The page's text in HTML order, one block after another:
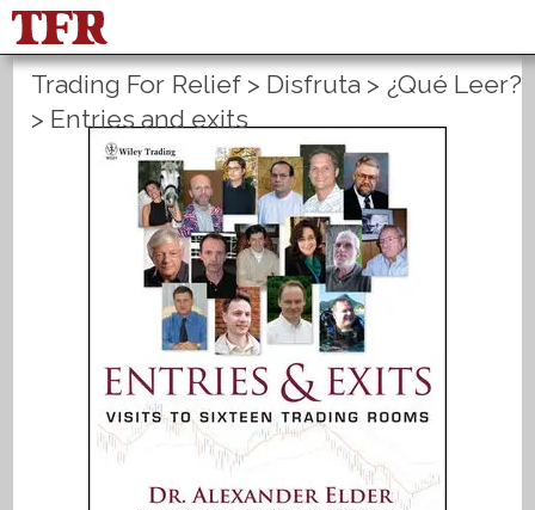
FisuOne® Equilibrio
Estadística del método PLANES B
Inicio de sesión Registrate English
Trading For Relief> Disfruta > ¿Qué Leer?
> Entries and exits